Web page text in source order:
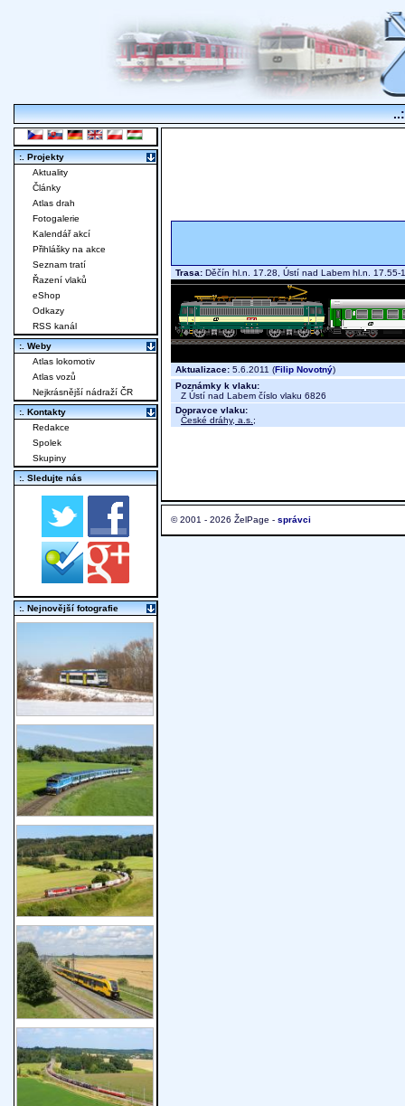
Trasa: Děčín hl.n. 17.28, Ústí nad Labem hl.n.
Aktualizace: 5.6.2011 (Filip Novotný)
Poznámky k vlaku:
Z Ústí nad Labem číslo vlaku 6826
Dopravce vlaku:
České dráhy, a.s. ;
© 2001 - 2026 ŽelPage - správci
:. Projekty
Aktuality
Články
Atlas drah
Fotogalerie
Kalendář akcí
Přihlášky na akce
Seznam tratí
Řazení vlaků
eShop
Odkazy
RSS kanál
:. Weby
Atlas lokomotiv
Atlas vozů
Nejkrásnější nádraží ČR
:. Kontakty
Redakce
Spolek
Skupiny
:. Sledujte nás
:. Nejnovější fotografie